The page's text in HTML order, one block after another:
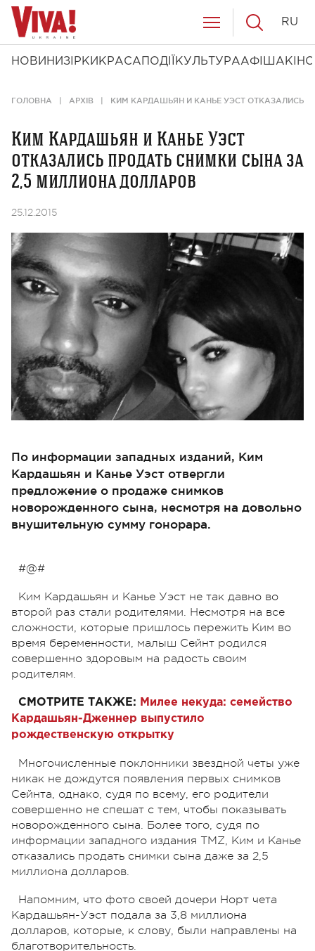
НОВИНИ ЗІРКИ КРАСА ПОДІЇ КУЛЬТУРААФІША КІНО
RU
ГОЛОВНА АРХІВ КИМ КАРДАШЬЯН И КАНЬЕ УЭСТ ОТКАЗАЛИСЬ
Ким Кардашьян и Канье Уэст
отказались продать снимки сына за
2,5 миллиона долларов
25.12.2015
По информации западных изданий, Ким
Кардашьян и Канье Уэст отвергли
предложение о продаже снимков
новорожденного сына, несмотря на довольно
внушительную сумму гонорара.
#@#
Ким Кардашьян и Канье Уэст не так давно во
второй раз стали родителями. Несмотря на все
сложности, которые пришлось пережить Ким во
время беременности, малыш Сейнт родился
совершенно здоровым на радость своим
родителям.
СМОТРИТЕ ТАКЖЕ: Милее некуда: семейство
Кардашьян-Дженнер выпустило
рождественскую открытку
Многочисленные поклонники звездной четы уже
никак не дождутся появления первых снимков
Сейнта, однако, судя по всему, его родители
совершенно не спешат с тем, чтобы показывать
новорожденного сына. Более того, судя по
информации западного издания TMZ, Ким и Канье
отказались продать снимки сына даже за 2,5
миллиона долларов.
Напомним, что фото своей дочери Норт чета
Кардашьян-Уэст подала за 3,8 миллиона
долларов, которые, к слову, были направлены на
благотворительность.